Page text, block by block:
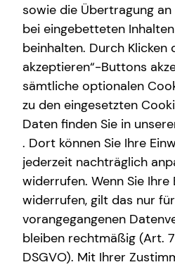
Moritz
Senior Sales
in Bonn und
Kurzportrait Moritz
Investment ist keine
weiß, wie's geht. Ich helfe dir,
mit individuellen Strategien
verständlich und ohne
Mehr über mich
sowie die Übertragung
bei eingebetteten
beinhalten. Durch Klicken
akzeptieren“-Buttons
sämtliche optionalen
zu den eingesetzten
Daten finden Sie in
. Dort können Sie Ihre
jederzeit nachträglich
widerrufen. Wenn Sie Ihre
widerrufen, gilt das nur
vorangegangenen
bleiben rechtmäßig (Art.
DSGVO). Mit Ihrer